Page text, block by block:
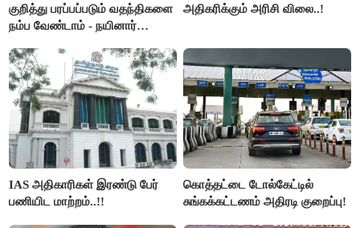
குறித்து பரப்பப்படும் வதந்திகளை
நம்ப வேண்டாம் - நயினார்
அதிகரிக்கும் அரிசி விலை..!
IAS அதிகாரிகள் இரண்டு பேர்
பணியிட மாற்றம்..!!
கொத்தட்டை டோல்கேட்டில்
சுங்கக்கட்டணம் அதிரடி குறைப்பு!